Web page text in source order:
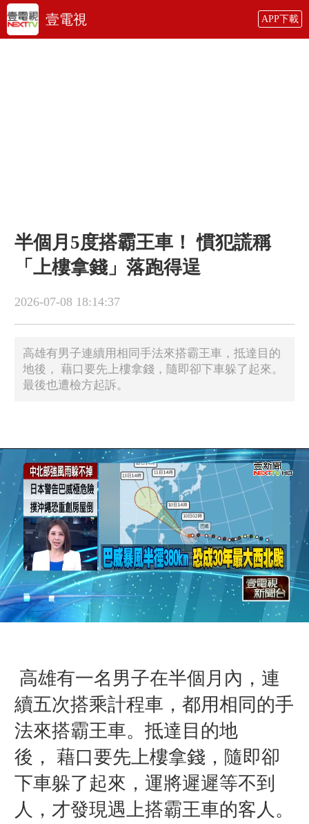
壹電視 APP下載
半個月5度搭霸王車！ 慣犯謊稱
「上樓拿錢」落跑得逞
2026-07-08 18:14:37
高雄有男子連續用相同手法來搭霸王車，抵達目的
地後， 藉口要先上樓拿錢，隨即卻下車躲了起來。
最後也遭檢方起訴。
高雄有一名男子在半個月內，連
續五次搭乘計程車，都用相同的手
法來搭霸王車。抵達目的地
後， 藉口要先上樓拿錢，隨即卻
下車躲了起來 ，運將遲遲等不到
人， 才發現遇上搭霸王車的客人。